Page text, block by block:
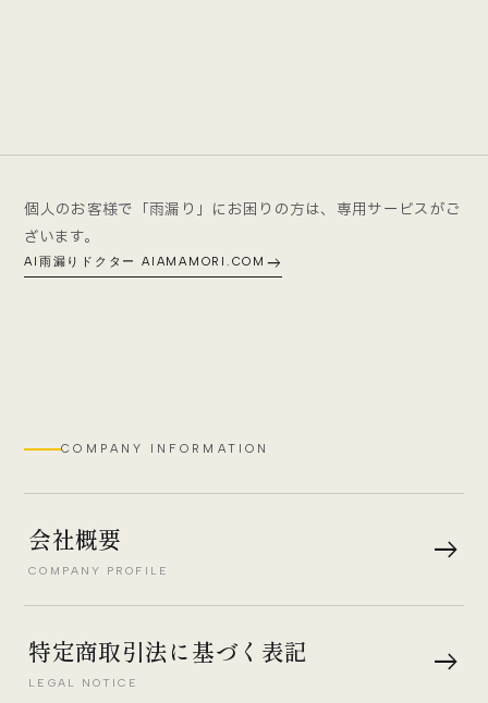
個人のお客様で「雨漏り」にお困りの方は、専用サービスがご
ざいます。
AI雨漏りドクター AIAMAMORI.COM east
COMPANY INFORMATION
会社概要
COMPANY PROFILE
east
特定商取引法に基づく表記
LEGAL NOTICE
east